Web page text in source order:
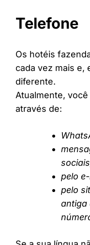
Telefone
Os hotéis
cada vez mais e,
diferente.
Atualmente,
através de:
pelo
pelo
antiga